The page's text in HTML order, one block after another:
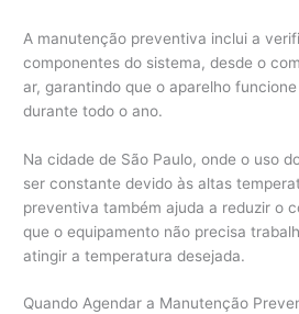
A manutenção preventiva inclui a
componentes do sistema, desde o
ar, garantindo que o aparelho
durante todo o ano.
Na cidade de São Paulo, onde o uso
ser constante devido às altas
preventiva também ajuda a reduzir o
que o equipamento não precisa
atingir a temperatura desejada.
Quando Agendar a Manutenção